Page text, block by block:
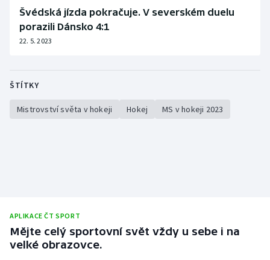
Švédská jízda pokračuje. V severském duelu
porazili Dánsko 4:1
22. 5. 2023
ŠTÍTKY
Mistrovství světa v hokeji Hokej MS v hokeji 2023
APLIKACE ČT SPORT
Mějte celý sportovní svět vždy u sebe i na
velké obrazovce.